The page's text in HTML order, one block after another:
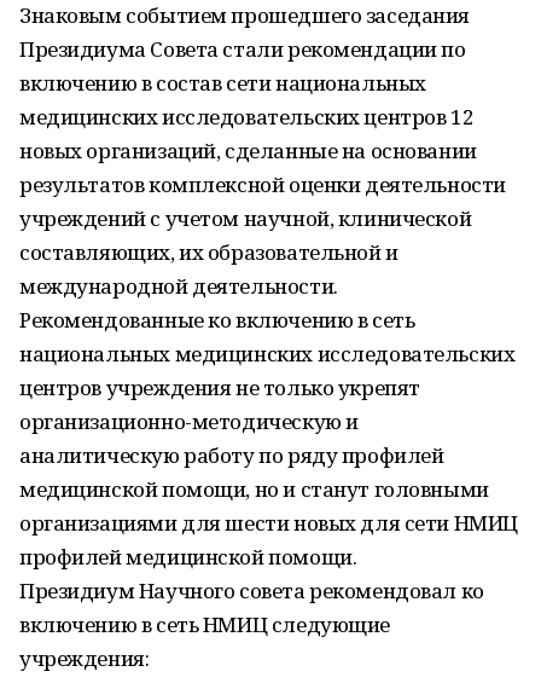
Знаковым событием прошедшего заседания
Президиума Совета стали рекомендации по
включению в состав сети национальных
медицинских исследовательских центров 12
новых организаций, сделанные на основании
результатов комплексной оценки деятельности
учреждений с учетом научной, клинической
составляющих, их образовательной и
международной деятельности.
Рекомендованные ко включению в сеть
национальных медицинских исследовательских
центров учреждения не только укрепят
организационно-методическую и
аналитическую работу по ряду профилей
медицинской помощи, но и станут головными
организациями для шести новых для сети НМИЦ
профилей медицинской помощи.
Президиум Научного совета рекомендовал ко
включению в сеть НМИЦ следующие
учреждения: